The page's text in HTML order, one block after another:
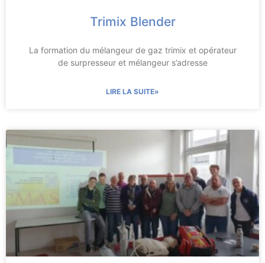
Trimix Blender
La formation du mélangeur de gaz trimix et opérateur
de surpresseur et mélangeur s’adresse
LIRE LA SUITE»